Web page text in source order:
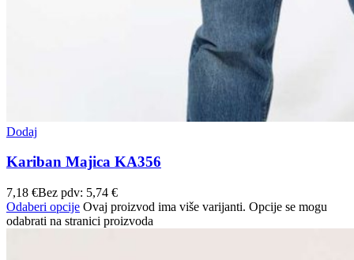
Dodaj
Kariban Majica KA356
7,18 €Bez pdv: 5,74 €
Odaberi opcije Ovaj proizvod ima više varijanti. Opcije se mogu
odabrati na stranici proizvoda